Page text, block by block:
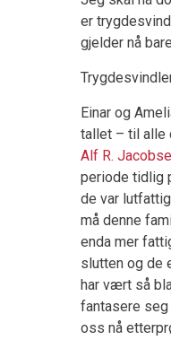
er
gjelder nå
Einar og
tallet – til alle
Alf R.
periode tidlig
de var
må denne
enda mer
slutten og de
har vært så
fantasere
oss nå